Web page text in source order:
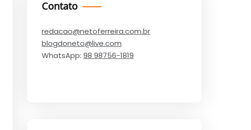
Contato
redacao@netoferreira.com.br
blogdoneto@live.com
WhatsApp: 98 98756-1819